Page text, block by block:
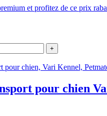
et profitez de ce prix
+
pour chien